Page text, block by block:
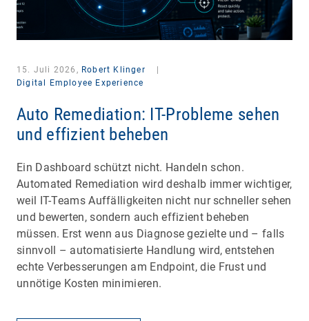
15. Juli 2026, Robert Klinger
Digital Employee Experience
Auto Remediation: IT-Probleme sehen
und effizient beheben
Ein Dashboard schützt nicht. Handeln schon.
Automated Remediation wird deshalb immer wichtiger,
weil IT-Teams Auffälligkeiten nicht nur schneller sehen
und bewerten, sondern auch effizient beheben
müssen. Erst wenn aus Diagnose gezielte und – falls
sinnvoll – automatisierte Handlung wird, entstehen
echte Verbesserungen am Endpoint, die Frust und
unnötige Kosten minimieren.